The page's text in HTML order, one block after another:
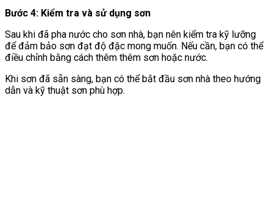
Bước 4: Kiểm tra và sử dụng sơn
Sau khi đã pha nước cho sơn nhà, bạn nên kiểm tra kỹ lưỡng
để đảm bảo sơn đạt độ đặc mong muốn. Nếu cần, bạn có thể
điều chỉnh bằng cách thêm thêm sơn hoặc nước.
Khi sơn đã sẵn sàng, bạn có thể bắt đầu sơn nhà theo hướng
dẫn và kỹ thuật sơn phù hợp.